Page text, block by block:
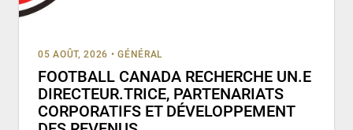
05 AOÛT, 2026 • GÉNÉRAL
FOOTBALL CANADA RECHERCHE UN.E
DIRECTEUR.TRICE, PARTENARIATS
CORPORATIFS ET DÉVELOPPEMENT